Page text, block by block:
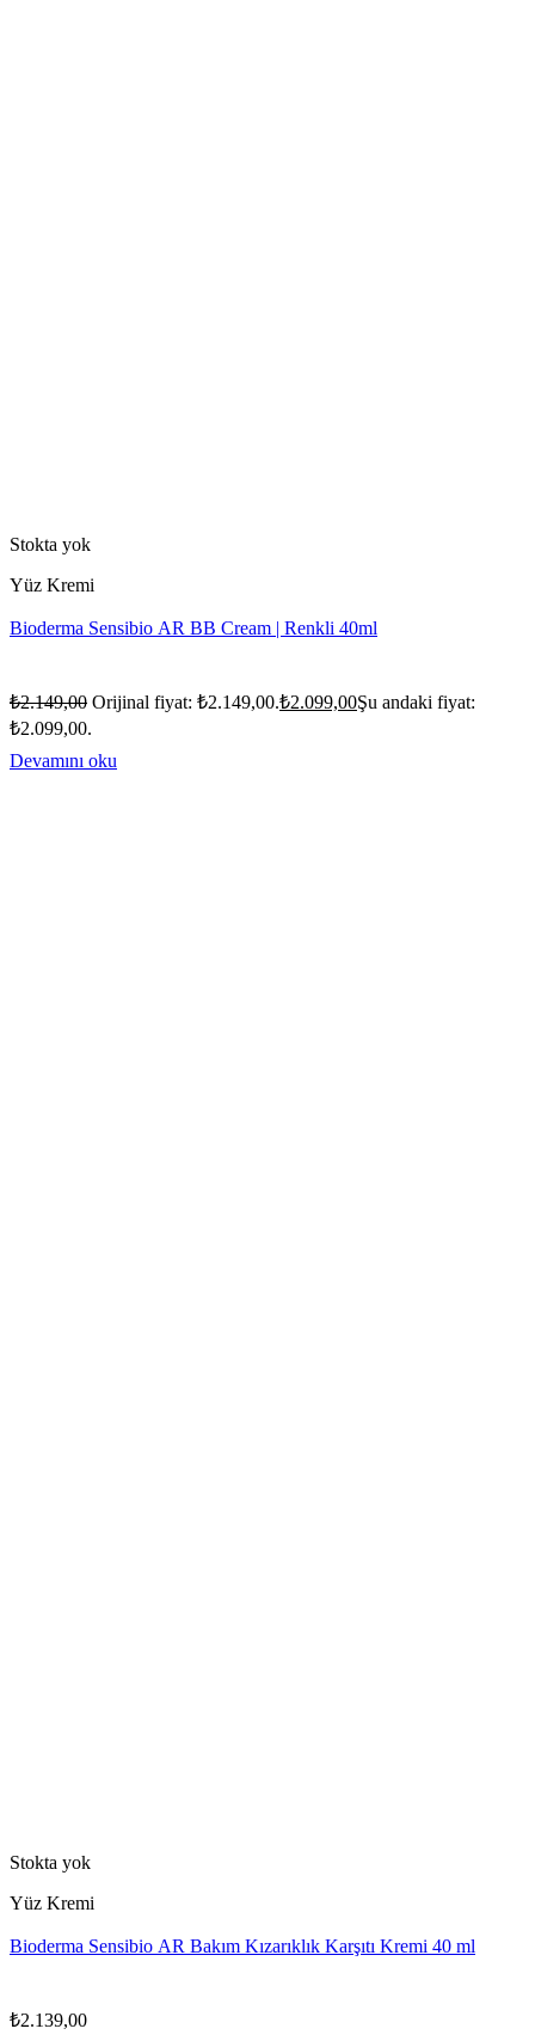
Stokta yok
Yüz Kremi
Bioderma Sensibio AR BB Cream | Renkli 40ml
₺2.149,00 Orijinal fiyat: ₺2.149,00.₺2.099,00Şu andaki fiyat:
₺2.099,00.
Devamını oku
Stokta yok
Yüz Kremi
Bioderma Sensibio AR Bakım Kızarıklık Karşıtı Kremi 40 ml
₺2.139,00